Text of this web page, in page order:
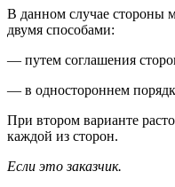
В данном случае стороны
двумя способами:
— путем соглашения
— в одностороннем
При втором варианте
каждой из сторон.
Если это заказчик.